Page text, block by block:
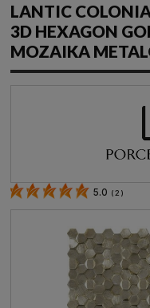
LANTIC
3D HEXAGON
MOZAIKA
5.0 ( 2 )